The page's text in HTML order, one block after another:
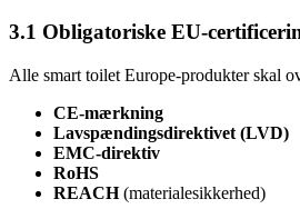
3.1 Obligatoriske EU-
Alle smart toilet Europe-produkter skal
CE-mærkning
Lavspændingsdirektivet (LVD)
EMC-direktiv
RoHS
REACH(materialesikkerhed)